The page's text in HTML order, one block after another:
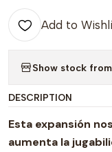
Add to
Show stock
DESCRIPTION
Esta expansión
aumenta la